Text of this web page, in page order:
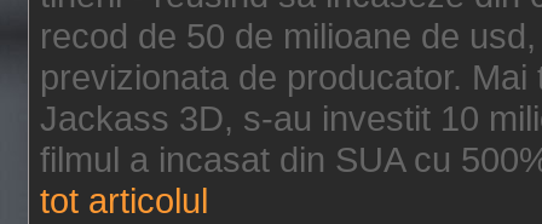
recod de 50 de milioane de
previzionata de producator.
Jackass 3D, s-au investit 10
filmul a incasat din SUA cu
tot articolul